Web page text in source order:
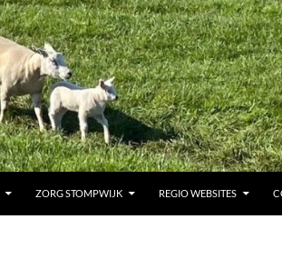
ZORG STOMPWIJK REGIO WEBSITES